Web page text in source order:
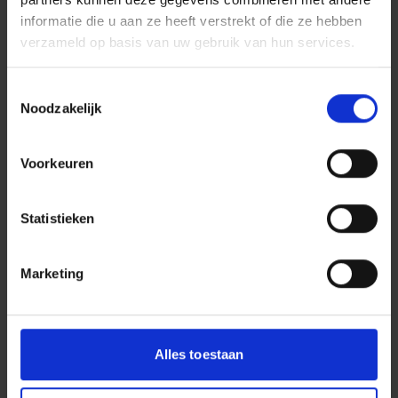
informatie die u aan ze heeft verstrekt of die ze hebben
verzameld op basis van uw gebruik van hun services.
Noodzakelijk
Voorkeuren
Statistieken
Marketing
Alles toestaan
Stuur mij een email
Dura Vermeer Divisie Bouw en